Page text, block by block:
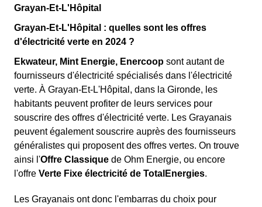
Grayan-Et-L'Hôpital
Grayan-Et-L'Hôpital : quelles sont les offres
d'électricité verte en 2024 ?
Ekwateur, Mint Energie, Enercoop sont autant de
fournisseurs d'électricité spécialisés dans l'électricité
verte. À Grayan-Et-L'Hôpital, dans la Gironde, les
habitants peuvent profiter de leurs services pour
souscrire des offres d'électricité verte. Les Grayanais
peuvent également souscrire auprès des fournisseurs
généralistes qui proposent des offres vertes. On trouve
ainsi l'Offre Classique de Ohm Energie, ou encore
l'offre Verte Fixe électricité de TotalEnergies.
Les Grayanais ont donc l'embarras du choix pour